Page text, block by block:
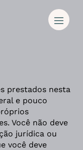
prestados nesta
e pouco
Você não deve
jurídica ou
você deve